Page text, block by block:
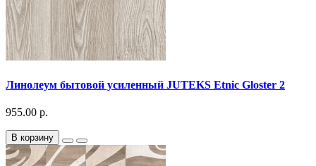
Линолеум бытовой усиленный JUTEKS Etnic Gloster 2
955.00 р.
В корзину